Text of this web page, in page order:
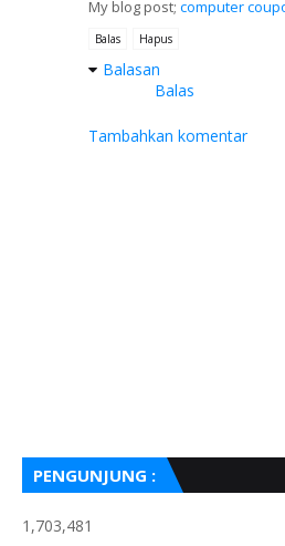
Mу blog post; computer
Balas Hapus
Balasan
Balas
Tambahkan komentar
PENGUNJUNG :
1,703,481